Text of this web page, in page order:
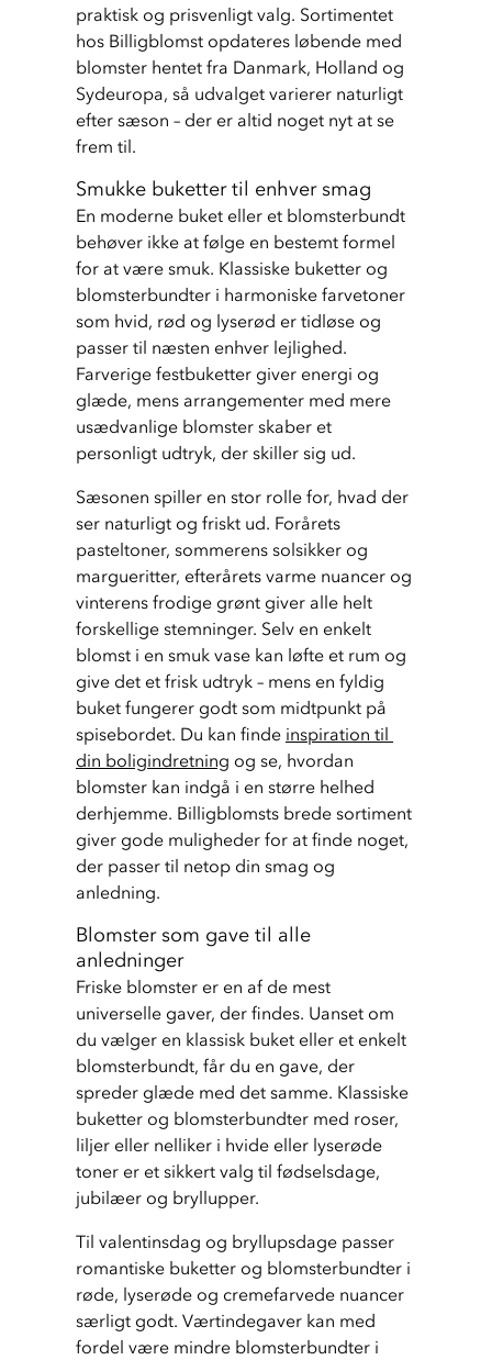
praktisk og prisvenligt valg. Sortimentet
hos Billigblomst opdateres løbende med
blomster hentet fra Danmark, Holland og
Sydeuropa, så udvalget varierer naturligt
efter sæson – der er altid noget nyt at se
frem til.
Smukke buketter til enhver smag
En moderne buket eller et blomsterbundt
behøver ikke at følge en bestemt formel
for at være smuk. Klassiske buketter og
blomsterbundter i harmoniske farvetoner
som hvid, rød og lyserød er tidløse og
passer til næsten enhver lejlighed.
Farverige festbuketter giver energi og
glæde, mens arrangementer med mere
usædvanlige blomster skaber et
personligt udtryk, der skiller sig ud.
Sæsonen spiller en stor rolle for, hvad der
ser naturligt og friskt ud. Forårets
pasteltoner, sommerens solsikker og
margueritter, efterårets varme nuancer og
vinterens frodige grønt giver alle helt
forskellige stemninger. Selv en enkelt
blomst i en smuk vase kan løfte et rum og
give det et frisk udtryk – mens en fyldig
buket fungerer godt som midtpunkt på
spisebordet. Du kan finde inspiration til
din boligindretning og se, hvordan
blomster kan indgå i en større helhed
derhjemme. Billigblomsts brede sortiment
giver gode muligheder for at finde noget,
der passer til netop din smag og
anledning.
Blomster som gave til alle
anledninger
Friske blomster er en af de mest
universelle gaver, der findes. Uanset om
du vælger en klassisk buket eller et enkelt
blomsterbundt, får du en gave, der
spreder glæde med det samme. Klassiske
buketter og blomsterbundter med roser,
liljer eller nelliker i hvide eller lyserøde
toner er et sikkert valg til fødselsdage,
jubilæer og bryllupper.
Til valentinsdag og bryllupsdage passer
romantiske buketter og blomsterbundter i
røde, lyserøde og cremefarvede nuancer
særligt godt. Værtindegaver kan med
fordel være mindre blomsterbundter i